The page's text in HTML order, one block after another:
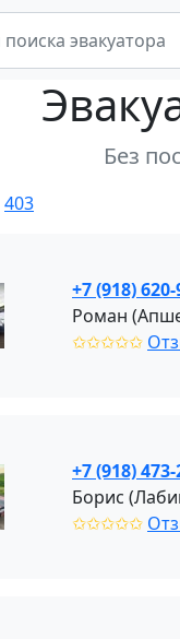
Без
403
+7 (918)
Роман
✩✩✩✩✩
+7 (918)
Борис
✩✩✩✩✩